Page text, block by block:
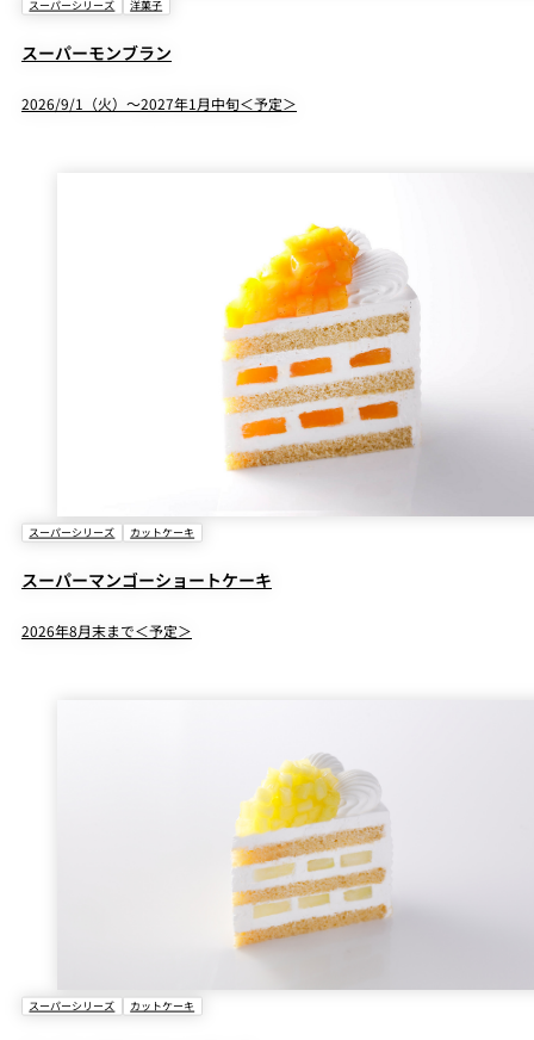
スーパーシリーズ 洋菓子
スーパーモンブラン
2026/9/1（火）～2027年1月中旬＜予定＞
スーパーシリーズ カットケーキ
スーパーマンゴーショートケーキ
2026年8月末まで＜予定＞
スーパーシリーズ カットケーキ